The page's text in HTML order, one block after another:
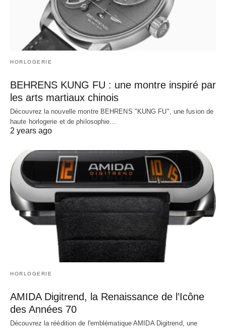
HORLOGERIE
BEHRENS KUNG FU : une montre inspiré par
les arts martiaux chinois
Découvrez la nouvelle montre BEHRENS "KUNG FU", une fusion de
haute horlogerie et de philosophie…
2 years ago
HORLOGERIE
AMIDA Digitrend, la Renaissance de l’Icône
des Années 70
Découvrez la réédition de l'emblématique AMIDA Digitrend, une